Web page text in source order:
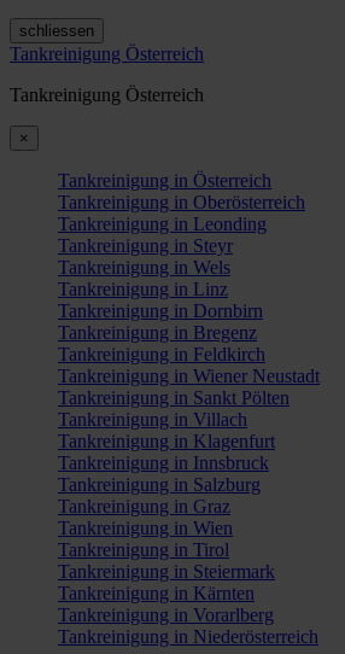
schliessen
Tankreinigung Österreich
Tankreinigung Österreich
×
Tankreinigung in Österreich
Tankreinigung in Oberösterreich
Tankreinigung in Leonding
Tankreinigung in Steyr
Tankreinigung in Wels
Tankreinigung in Linz
Tankreinigung in Dornbirn
Tankreinigung in Bregenz
Tankreinigung in Feldkirch
Tankreinigung in Wiener Neustadt
Tankreinigung in Sankt Pölten
Tankreinigung in Villach
Tankreinigung in Klagenfurt
Tankreinigung in Innsbruck
Tankreinigung in Salzburg
Tankreinigung in Graz
Tankreinigung in Wien
Tankreinigung in Tirol
Tankreinigung in Steiermark
Tankreinigung in Kärnten
Tankreinigung in Vorarlberg
Tankreinigung in Niederösterreich